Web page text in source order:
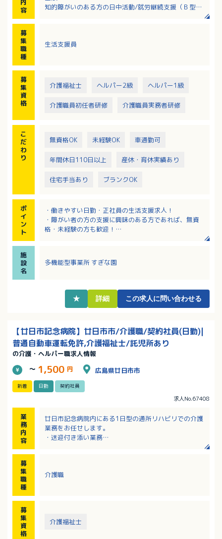
容
知的障がいのある方の日中活動/就労継続支援（Ｂ型）
・送迎（エリア：松山市内）
募
集
職
種
生活支援員
募
集
資
格
介護福祉士 ヘルパー2級 ヘルパー1級
介護職員初任者研修 介護職員実務者研修
こ
だ
わ
り
無資格OK 未経験OK 車通勤可
年間休日110日以上 産休・育休実績あり
住宅手当あり ブランクOK
ポ
イ
ン
ト
・働きやすい日勤・正社員の生活支援求人！
・障がい者の方の支援に興味のある方であれば、無資
格・未経験の方も歓迎！
などもあり安心！
施
設
名
多機能型事業所 すぎな園
★ 詳細 この求人に問い合わせる
【廿日市記念病院】廿日市市/介護職/契約社員(日勤)|
普通自動車運転免許,介護福祉士/託児所あり
の介護・ヘルパー職求人情報
～ 1,500 円 広島県廿日市市
新着 日勤 契約社員
求人No.67408
業
務
内
容
廿日市記念病院内にある1日型の通所リハビリでの介護
業務をお任せします。
・送迎付き添い業務
※1日平均利用者数：約30名
募
集
職
種
介護職
募
集
資
格
介護福祉士